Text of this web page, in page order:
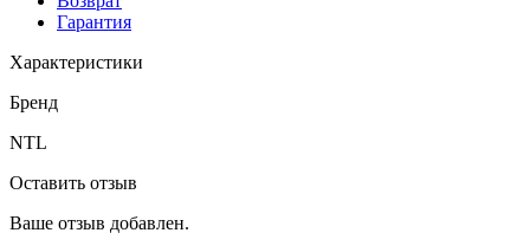
Гарантия
Характеристики
Бренд
NTL
Оставить отзыв
Ваше отзыв добавлен.